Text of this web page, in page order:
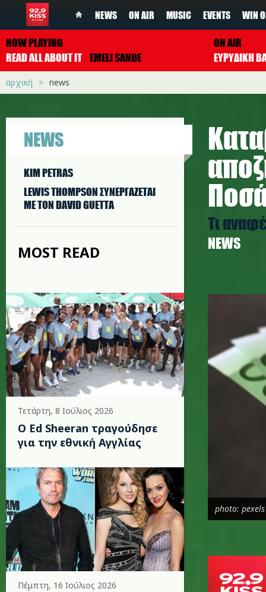
NEWS ON AIR MUSIC EVENTS WIN
NOW PLAYING
READ ALL ABOUT IT EMELI SANDE
ON AIR
ΕΥΡΥΔΙΚΗ
αρχική news
NEWS
KIM PETRAS
LEWIS THOMPSON ΣΥΝΕΡΓAΖΕΤΑΙ
ΜΕ ΤΟΝ DAVID GUETTA
MOST READ
Τετάρτη, 8 Ιούλιος 2026
Ο Ed Sheeran τραγούδησε
για την εθνική Αγγλίας
Πέμπτη, 16 Ιούλιος 2026
Τι
NEWS
photo: pexels